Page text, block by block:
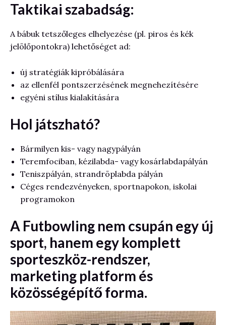
Taktikai szabadság:
A bábuk tetszőleges elhelyezése (pl. piros és kék
jelölőpontokra) lehetőséget ad:
új stratégiák kipróbálására
az ellenfél pontszerzésének megnehezítésére
egyéni stílus kialakítására
Hol játszható?
Bármilyen kis- vagy nagypályán
Teremfociban, kézilabda- vagy kosárlabdapályán
Teniszpályán, strandröplabda pályán
Céges rendezvényeken, sportnapokon, iskolai
programokon
A Futbowling nem csupán egy új
sport, hanem egy komplett
sporteszköz-rendszer,
marketing platform és
közösségépítő forma.